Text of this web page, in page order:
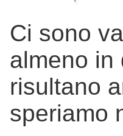
Ci sono
almeno in
risultano
speriamo